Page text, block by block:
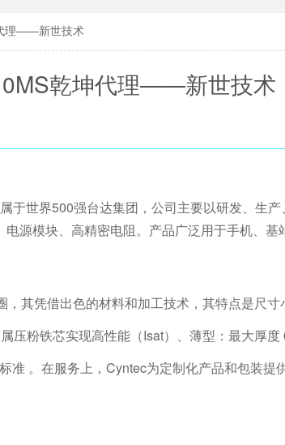
理——新世技术
乾坤代理——新世技术
于世界500强台达集团，公司主要以研发、生
源模块、高精密电阻。产品广泛用于手机、基
其凭借出色的材料和加工技术，其特点是尺
压粉铁芯实现高性能（Isat）、薄型：最大厚度
。在服务上，Cyntec为定制化产品和包装提